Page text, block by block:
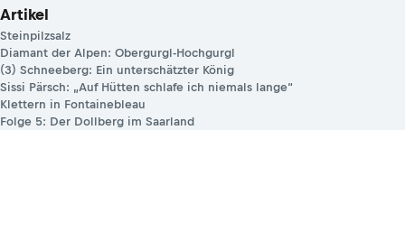
Artikel
Steinpilzsalz
Diamant der Alpen: Obergurgl-Hochgurgl
(3) Schneeberg: Ein unterschätzter König
Sissi Pärsch: „Auf Hütten schlafe ich niemals lange“
Klettern in Fontainebleau
Folge 5: Der Dollberg im Saarland